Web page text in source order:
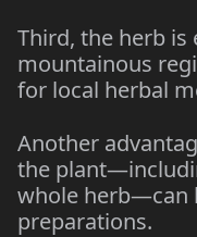
Third, the herb is
mountainous
for local herbal
Another
the
whole herb—can
preparations.